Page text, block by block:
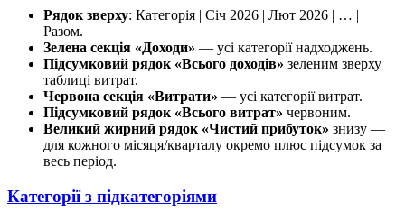
Рядок зверху: Категорія | Січ 2026 | Лют 2026 | … |
Разом.
Зелена секція «Доходи» — усі категорії надходжень.
Підсумковий рядок «Всього доходів» зеленим зверху
таблиці витрат.
Червона секція «Витрати» — усі категорії витрат.
Підсумковий рядок «Всього витрат» червоним.
Великий жирний рядок «Чистий прибуток» знизу —
для кожного місяця/кварталу окремо плюс підсумок за
весь період.
Категорії з підкатегоріями